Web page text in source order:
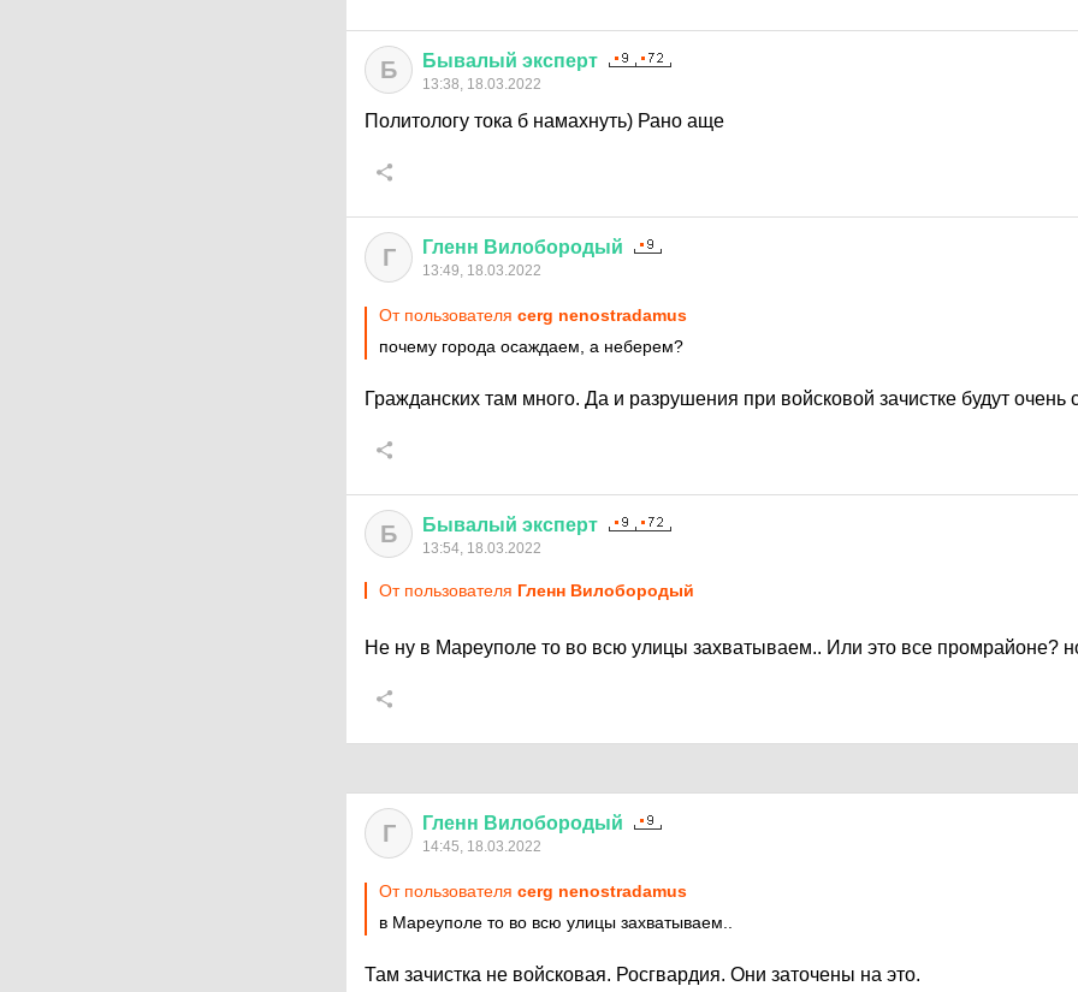
Б Бывалый эксперт
13:38, 18.03.2022
Политологу тока б намахнуть) Рано аще
Г Гленн Вилобородый
13:49, 18.03.2022
От пользователя cerg nenostradamus
почему города осаждаем, а неберем?
Гражданских там много. Да и разрушения при войсковой зачистке будут очень
Б Бывалый эксперт
13:54, 18.03.2022
От пользователя Гленн Вилобородый
Не ну в Мареуполе то во всю улицы захватываем.. Или это все промрайоне?
Г Гленн Вилобородый
14:45, 18.03.2022
От пользователя cerg nenostradamus
в Мареуполе то во всю улицы захватываем..
Там зачистка не войсковая. Росгвардия. Они заточены на это.